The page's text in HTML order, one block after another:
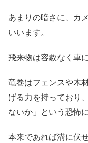
あまりの暗さに、カ
いいます。
飛来物は容赦なく車
竜巻はフェンスや木
げる力を持っており
ないか」という恐怖
本来であれば溝に伏